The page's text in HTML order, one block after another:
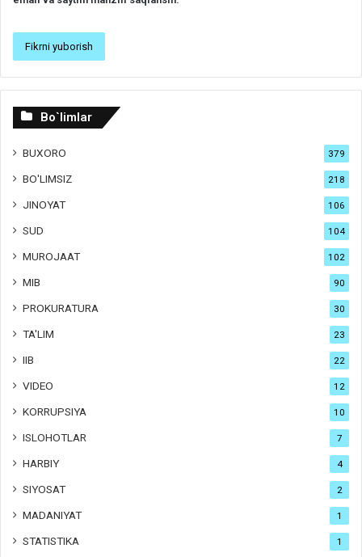
Bo`limlar
BUXORO 379
BO'LIMSIZ 218
JINOYAT 106
SUD 104
MUROJAAT 102
MIB 90
PROKURATURA 30
TA'LIM 23
IIB 22
VIDEO 12
KORRUPSIYA 10
ISLOHOTLAR 7
HARBIY 4
SIYOSAT 2
MADANIYAT 1
STATISTIKA 1